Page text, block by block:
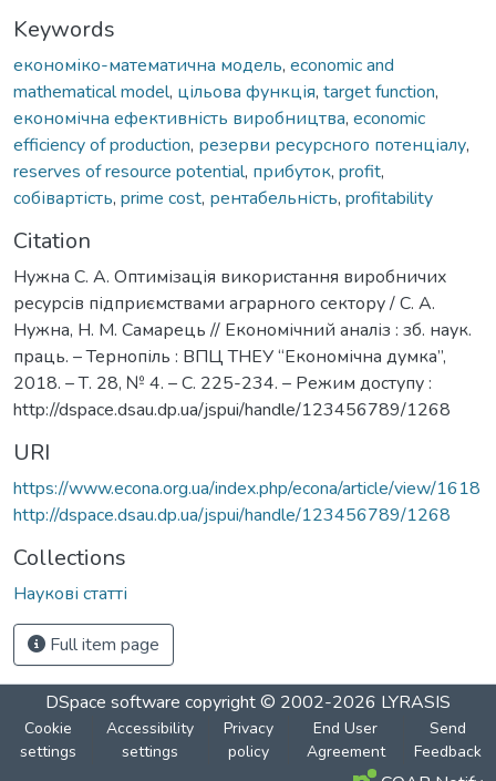
Keywords
економіко-математична модель, economic and
mathematical model, цільова функція, target function,
економічна ефективність виробництва, economic
efficiency of production, резерви ресурсного потенціалу,
reserves of resource potential, прибуток, profit,
собівартість, prime cost, рентабельність, profitability
Citation
Нужна С. А. Оптимізація використання виробничих
ресурсів підприємствами аграрного сектору / С. А.
Нужна, Н. М. Самарець // Економічний аналіз : зб. наук.
праць. – Тернопіль : ВПЦ ТНЕУ “Економічна думка”,
2018. – Т. 28, № 4. – С. 225-234. – Режим доступу :
http://dspace.dsau.dp.ua/jspui/handle/123456789/1268
URI
https://www.econa.org.ua/index.php/econa/article/view/1618
http://dspace.dsau.dp.ua/jspui/handle/123456789/1268
Collections
Наукові статті
Full item page
DSpace software copyright © 2002-2026 LYRASIS
Cookie
settings
Accessibility
settings
Privacy
policy
End User
Agreement
Send
Feedback